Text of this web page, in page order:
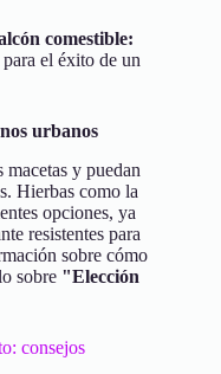
comestible:
el éxito de un
urbanos
macetas y puedan
Hierbas como la
opciones, ya
resistentes para
sobre cómo
sobre "Elección
consejos